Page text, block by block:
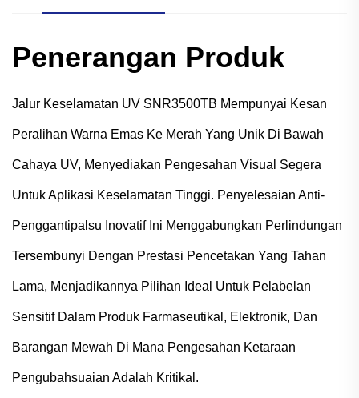
Penerangan Produk
Jalur Keselamatan UV SNR3500TB Mempunyai Kesan
Peralihan Warna Emas Ke Merah Yang Unik Di Bawah
Cahaya UV, Menyediakan Pengesahan Visual Segera
Untuk Aplikasi Keselamatan Tinggi. Penyelesaian Anti-
Penggantipalsu Inovatif Ini Menggabungkan Perlindungan
Tersembunyi Dengan Prestasi Pencetakan Yang Tahan
Lama, Menjadikannya Pilihan Ideal Untuk Pelabelan
Sensitif Dalam Produk Farmaseutikal, Elektronik, Dan
Barangan Mewah Di Mana Pengesahan Ketaraan
Pengubahsuaian Adalah Kritikal.